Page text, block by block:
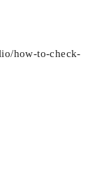
how-to-check-